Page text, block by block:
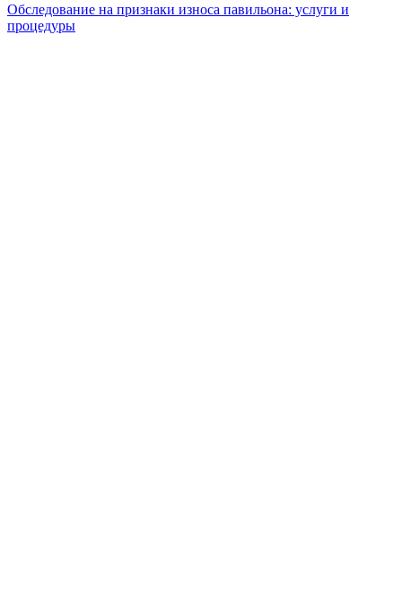
Обследование на признаки износа павильона: услуги и
процедуры